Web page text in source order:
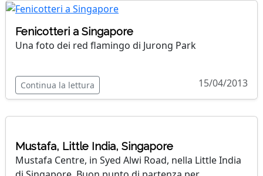
Fenicotteri a Singapore
Una foto dei red flamingo di Jurong Park
Continua la lettura 15/04/2013
Mustafa, Little India, Singapore
Mustafa Centre, in Syed Alwi Road, nella Little India